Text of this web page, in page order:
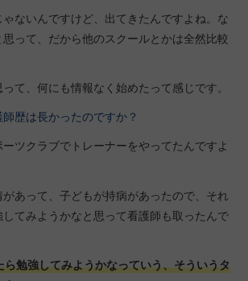
ないんですけど、出てきたんですよね。な
って、だから他のスクールとかは全然比較
て、何にも情報なく始めたって感じです。
歴は長かったのですか？
ツクラブでトレーナーをやってたんですよ
あって、子どもが持病があったので、それ
てみようかなと思って看護師も取ったんで
ら勉強してみようかなっていう、そういうタ